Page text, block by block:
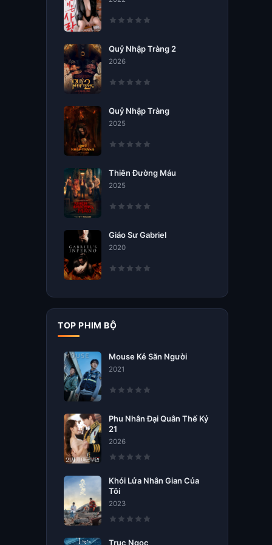
Quỷ Nhập Tràng 2
2026
Quỷ Nhập Tràng
2025
Thiên Đường Máu
2025
Giáo Sư Gabriel
2020
TOP PHIM BỘ
Mouse Kẻ Săn Người
2021
Phu Nhân Đại Quân Thế Kỷ
21
2026
Khói Lửa Nhân Gian Của
Tôi
2023
Trục Ngọc